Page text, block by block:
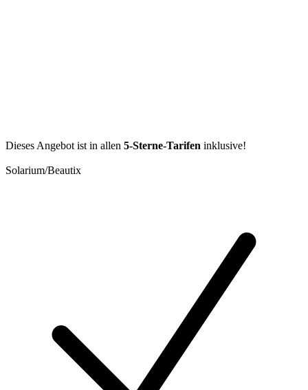
Dieses Angebot ist in allen 5-Sterne-Tarifen inklusive!
Solarium/Beautix